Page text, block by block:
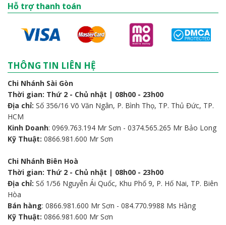
Hỗ trợ thanh toán
THÔNG TIN LIÊN HỆ
Chi Nhánh Sài Gòn
Thời gian: Thứ 2 - Chủ nhật | 08h00 - 23h00
Địa chỉ: Số 356/16 Võ Văn Ngân, P. Bình Thọ, TP. Thủ Đức, TP.
HCM
Kinh Doanh: 0969.763.194 Mr Sơn - 0374.565.265 Mr Bảo Long
Kỹ Thuật: 0866.981.600 Mr Sơn
Chi Nhánh Biên Hoà
Thời gian: Thứ 2 - Chủ nhật | 08h00 - 23h00
Địa chỉ: Số 1/56 Nguyễn Ái Quốc, Khu Phố 9, P. Hố Nai, TP. Biên
Hòa
Bán hàng: 0866.981.600 Mr Sơn - 084.770.9988 Ms Hằng
Kỹ Thuật: 0866.981.600 Mr Sơn